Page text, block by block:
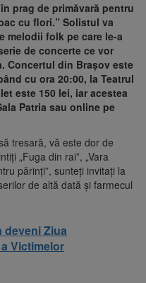
prag de primăvară pentru
cu flori.” Solistul va
melodii folk pe care le-a
de concerte ce vor
Concertul din Brașov este
cu ora 20:00, la Teatrul
este 150 lei, iar acestea
Patria sau online pe
tresară, vă este dor de
„Fuga din rai”, „Vara
părinţi”, sunteţi invitaţi la
de altă dată şi farmecul
deveni Ziua
Victimelor